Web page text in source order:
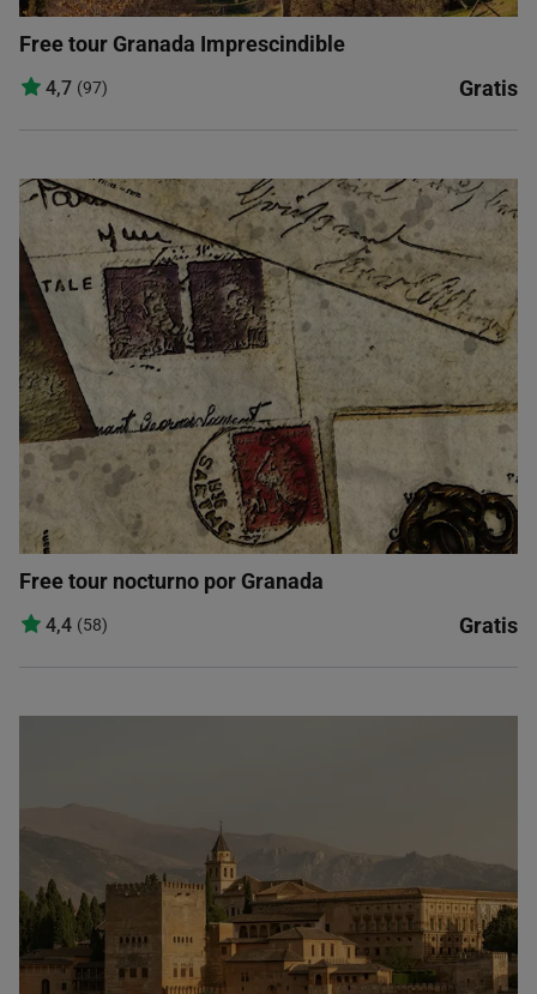
Free tour Granada Imprescindible
4,7 (97) Gratis
Free tour nocturno por Granada
4,4 (58) Gratis